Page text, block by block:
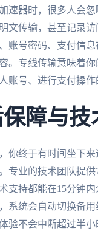
速器时，很多人会
文传输，甚至记录访
账号密码、支付信
。专线传输意味着
账号、进行支付操
障与
你终于有时间坐下
专业的技术团队提
支持都能在15分钟
系统会自动切换备
验不会中断超过半